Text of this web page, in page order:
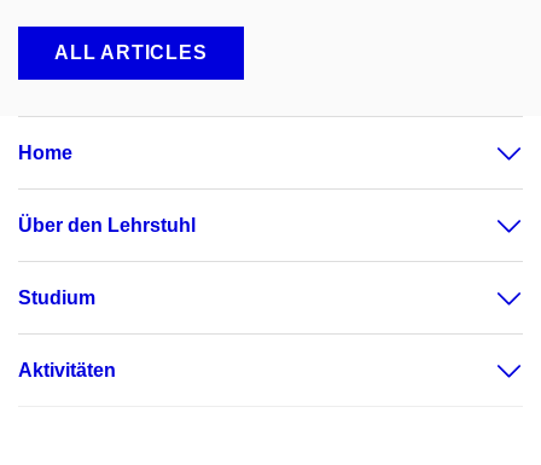
ALL ARTICLES
Home
Über den Lehrstuhl
Studium
Aktivitäten